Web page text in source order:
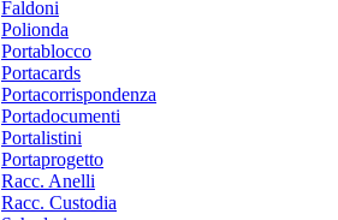
Faldoni
Polionda
Portablocco
Portacards
Portacorrispondenza
Portadocumenti
Portalistini
Portaprogetto
Racc. Anelli
Racc. Custodia